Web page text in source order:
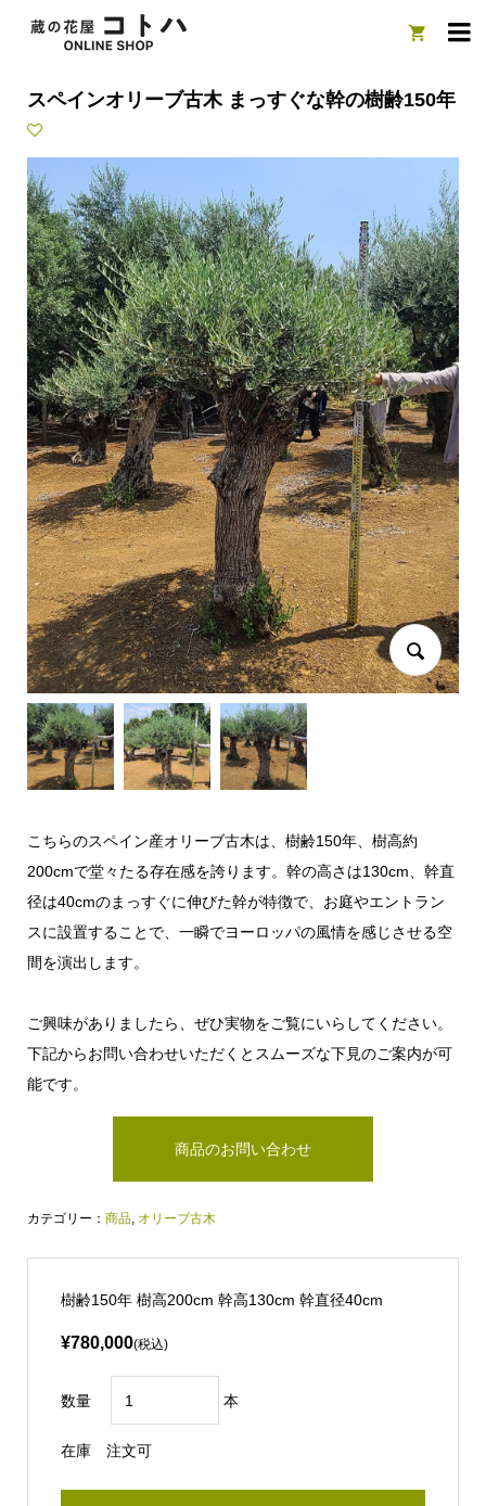

スペインオリーブ古木 まっすぐな幹の樹齢150年
こちらのスペイン産オリーブ古木は、樹齢150年、樹高約
200cmで堂々たる存在感を誇ります。幹の高さは130cm、幹直
径は40cmのまっすぐに伸びた幹が特徴で、お庭やエントラン
スに設置することで、一瞬でヨーロッパの風情を感じさせる空
間を演出します。
ご興味がありましたら、ぜひ実物をご覧にいらしてください。
下記からお問い合わせいただくとスムーズな下見のご案内が可
能です。
商品のお問い合わせ
カテゴリー： 商品, オリーブ古木
樹齢150年 樹高200cm 幹高130cm 幹直径40cm
¥780,000(税込)
数量 本
在庫 注文可